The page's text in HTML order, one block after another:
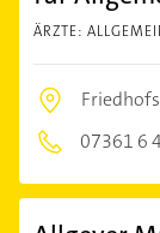
ÄRZTE:
07361 6